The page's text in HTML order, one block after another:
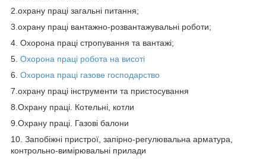
2.охрану праці загальні питання;
3.охрану праці вантажно-розвантажувальні роботи;
4. Охорона праці стропування та вантажі;
5. Охорона праці робота на висоті
6. Охорона праці газове господарство
7.охрану праці інструменти та пристосування
8.Охрану праці. Котельні, котли
9.Охрану праці. Газові балони
10. Запобіжні пристрої, запірно-регулювальна арматура,
контрольно-вимірювальні прилади